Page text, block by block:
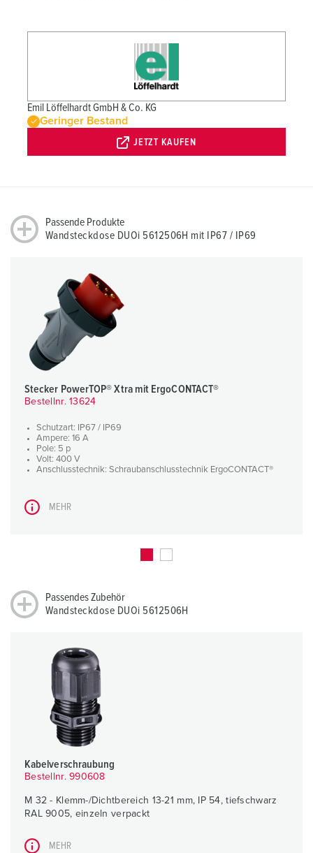
Emil Löffelhardt GmbH & Co. KG
Geringer Bestand
JETZT KAUFEN
Passende Produkte
Wandsteckdose DUOi 5612506H mit IP67 / IP69
Stecker PowerTOP® Xtra mit ErgoCONTACT®
Bestellnr. 13624
Schutzart: IP67 / IP69
Ampere: 16 A
Pole: 5 p
Volt: 400 V
Anschlusstechnik: Schraubanschlusstechnik ErgoCONTACT®
MEHR
Passendes Zubehör
Wandsteckdose DUOi 5612506H
Kabelverschraubung
Bestellnr. 990608
M 32 - Klemm-/Dichtbereich 13-21 mm, IP 54, tiefschwarz
RAL 9005, einzeln verpackt
MEHR